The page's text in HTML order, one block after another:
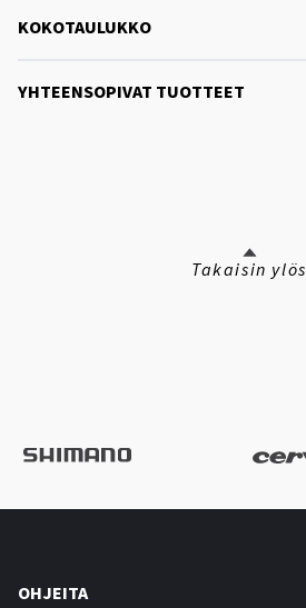
KOKOTAULUKKO
YHTEENSOPIVAT TUOTTEET
Takaisin ylös
OHJEITA